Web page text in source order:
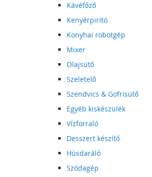
Kávéfőző
Kenyérpirító
Konyhai robotgép
Mixer
Olajsütő
Szeletelő
Szendvics & Gofrisütő
Egyéb kiskészülék
Vízforraló
Desszert készítő
Húsdaráló
Szódagép